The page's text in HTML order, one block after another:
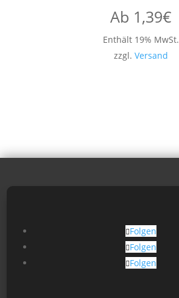
Ab 1,39€
Enthält 19% MwSt.
zzgl. Versand
Folgen
Folgen
Folgen